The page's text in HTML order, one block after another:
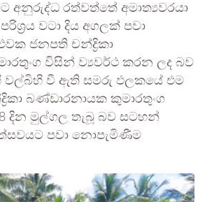
අනුරුද්ධ රත්වත්තේ අමාත්‍යවරයා
වටා දිය අගලක් පවා
ජනපති චන්ද්‍රිකා
විසින් ව්‍යවර්ථ කරන ලද බව
වල්බිහි වී ඇති සමරු ඵලකයේ එම
බණ්ඩාරනායක කුමාරතුංග
දින මුල්ගල තැබූ බව සටහන්
පවා නොපැමිණීම